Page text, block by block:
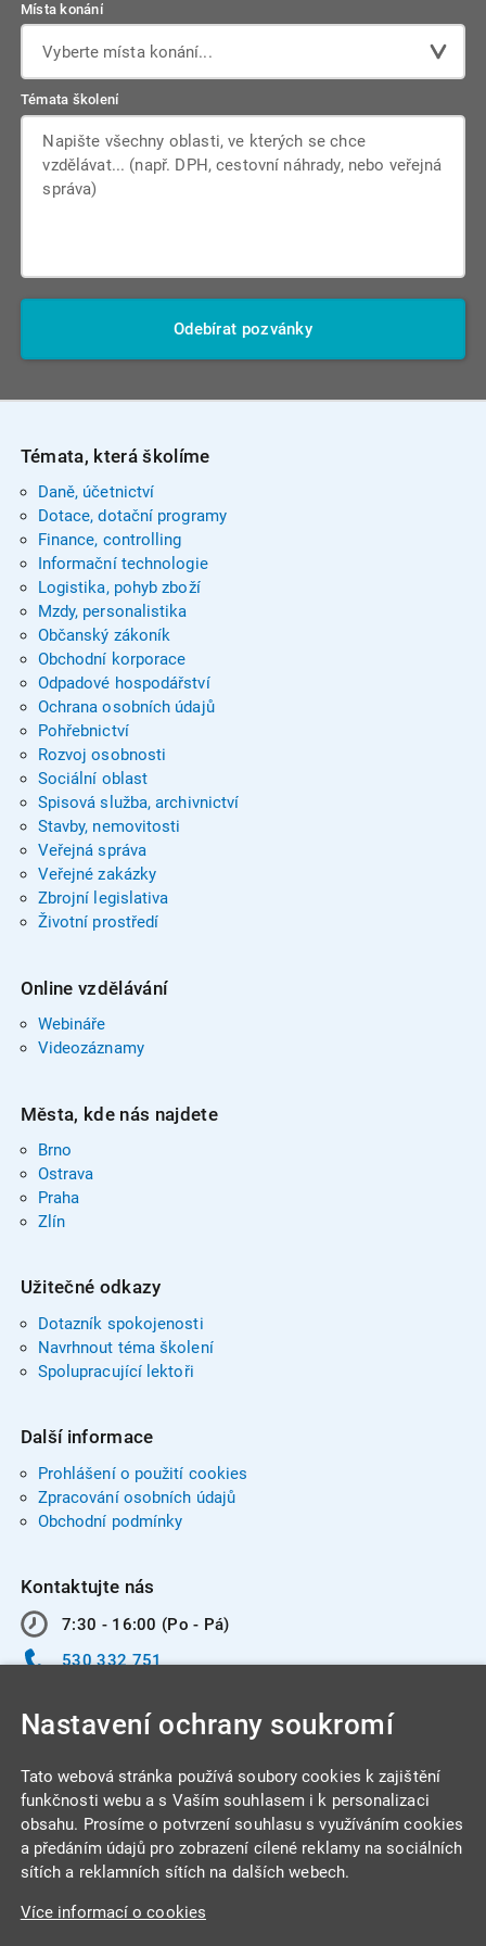
Místa konání
Vyberte místa konání...
Témata školení
Odebírat pozvánky
Témata, která školíme
Daně, účetnictví
Dotace, dotační programy
Finance, controlling
Informační technologie
Logistika, pohyb zboží
Mzdy, personalistika
Občanský zákoník
Obchodní korporace
Odpadové hospodářství
Ochrana osobních údajů
Pohřebnictví
Rozvoj osobnosti
Sociální oblast
Spisová služba, archivnictví
Stavby, nemovitosti
Veřejná správa
Veřejné zakázky
Zbrojní legislativa
Životní prostředí
Online vzdělávání
Webináře
Videozáznamy
Města, kde nás najdete
Brno
Ostrava
Praha
Zlín
Užitečné odkazy
Dotazník spokojenosti
Navrhnout téma školení
Spolupracující lektoři
Další informace
Prohlášení o použití cookies
Zpracování osobních údajů
Obchodní podmínky
Kontaktujte nás
7:30 - 16:00 (Po - Pá)
530 332 751
INTEGRA CENTRUM s.r.o.
Jabloňová 662/7
Nastavení ochrany soukromí
Tato webová stránka používá soubory cookies k zajištění
funkčnosti webu a s Vaším souhlasem i k personalizaci
obsahu. Prosíme o potvrzení souhlasu s využíváním cookies
a předáním údajů pro zobrazení cílené reklamy na sociálních
sítích a reklamních sítích na dalších webech.
Více informací o cookies